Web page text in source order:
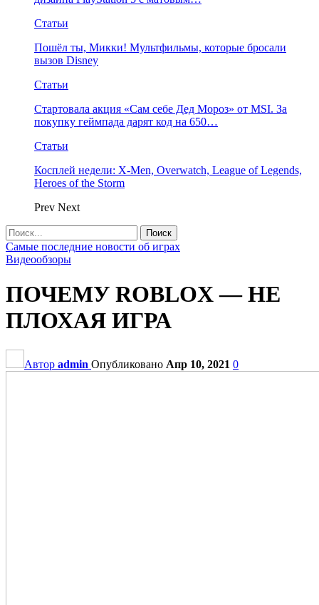
Статьи
Пошёл ты, Микки! Мультфильмы, которые бросали
вызов Disney
Статьи
Стартовала акция «Сам себе Дед Мороз» от MSI. За
покупку геймпада дарят код на 650…
Статьи
Косплей недели: X-Men, Overwatch, League of Legends,
Heroes of the Storm
Prev Next
Самые последние новости об играх
Видеообзоры
ПОЧЕМУ ROBLOX — НЕ
ПЛОХАЯ ИГРА
Автор admin Опубликовано Апр 10, 2021 0